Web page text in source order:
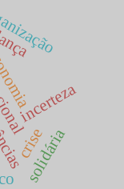
incerteza
crise
solidária